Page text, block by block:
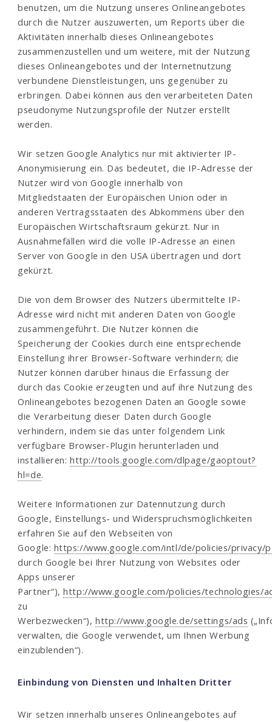
benutzen, um die Nutzung unseres Onlineangebotes
durch die Nutzer auszuwerten, um Reports über die
Aktivitäten innerhalb dieses Onlineangebotes
zusammenzustellen und um weitere, mit der Nutzung
dieses Onlineangebotes und der Internetnutzung
verbundene Dienstleistungen, uns gegenüber zu
erbringen. Dabei können aus den verarbeiteten Daten
pseudonyme Nutzungsprofile der Nutzer erstellt
werden.
Wir setzen Google Analytics nur mit aktivierter IP-
Anonymisierung ein. Das bedeutet, die IP-Adresse der
Nutzer wird von Google innerhalb von
Mitgliedstaaten der Europäischen Union oder in
anderen Vertragsstaaten des Abkommens über den
Europäischen Wirtschaftsraum gekürzt. Nur in
Ausnahmefällen wird die volle IP-Adresse an einen
Server von Google in den USA übertragen und dort
gekürzt.
Die von dem Browser des Nutzers übermittelte IP-
Adresse wird nicht mit anderen Daten von Google
zusammengeführt. Die Nutzer können die
Speicherung der Cookies durch eine entsprechende
Einstellung ihrer Browser-Software verhindern; die
Nutzer können darüber hinaus die Erfassung der
durch das Cookie erzeugten und auf ihre Nutzung des
Onlineangebotes bezogenen Daten an Google sowie
die Verarbeitung dieser Daten durch Google
verhindern, indem sie das unter folgendem Link
verfügbare Browser-Plugin herunterladen und
installieren:http://tools.google.com/dlpage/gaoptout?
hl=de.
Weitere Informationen zur Datennutzung durch
Google, Einstellungs- und Widerspruchsmöglichkeiten
erfahren Sie auf den Webseiten von
Google: https://www.google.com/intl/de/policies/privacy/
durch Google bei Ihrer Nutzung von Websites oder
Apps unserer
Partner“),http://www.google.com/policies/technologies/
zu
Werbezwecken“),http://www.google.de/settings/ads
verwalten, die Google verwendet, um Ihnen Werbung
einzublenden“).
Einbindung von Diensten und Inhalten Dritter
Wir setzen innerhalb unseres Onlineangebotes auf